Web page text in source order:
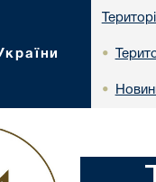
•
•